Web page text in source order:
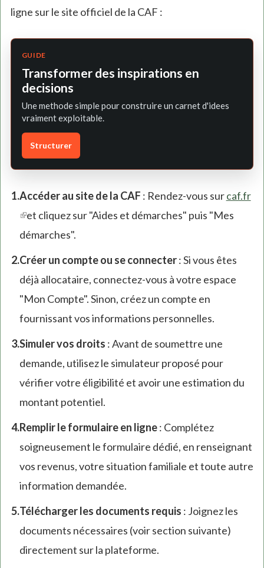
ligne sur le site officiel de la CAF :
GUIDE
Transformer des inspirations en
decisions
Une methode simple pour construire un carnet d'idees
vraiment exploitable.
Structurer
Accéder au site de la CAF : Rendez-vous surcaf.fr
(link
is
external)
et cliquez sur "Aides et démarches" puis "Mes
démarches".
Créer un compte ou se connecter: Si vous êtes
déjà allocataire, connectez-vous à votre espace
"Mon Compte". Sinon, créez un compte en
fournissant vos informations personnelles.
Simuler vos droits : Avant de soumettre une
demande, utilisez le simulateur proposé pour
vérifier votre éligibilité et avoir une estimation du
montant potentiel.
Remplir le formulaire en ligne: Complétez
soigneusement le formulaire dédié, en renseignant
vos revenus, votre situation familiale et toute autre
information demandée.
Télécharger les documents requis : Joignez les
documents nécessaires (voir section suivante)
directement sur la plateforme.